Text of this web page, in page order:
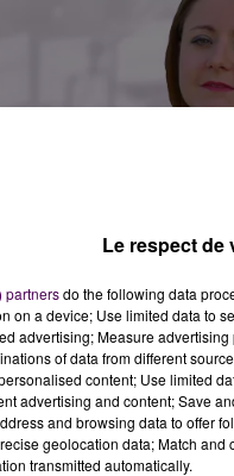
Le respect de
partnersdo the following data
on a device; Use limited data to
advertising; Measure
of data from different
content; Use limited
advertising and content; Save
and browsing data to offer
geolocation data; Match
transmitted automatically.